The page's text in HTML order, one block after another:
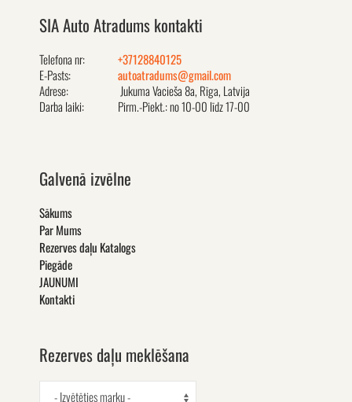
SIA Auto Atradums kontakti
Telefona nr:
+37128840125
E-Pasts:
autoatradums@gmail.com
Adrese:
Jukuma Vacieša 8a, Rīga, Latvija
Darba laiki:
Pirm.-Piekt.: no 10-00 līdz 17-00
Galvenā izvēlne
Sākums
Par Mums
Rezerves daļu Katalogs
Piegāde
JAUNUMI
Kontakti
Rezerves daļu meklēšana
- Izvētēties marku -